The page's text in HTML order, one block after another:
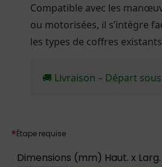
Compatible avec les
ou motorisées, il s’intègre
les types de coffres
🚚 Livraison – Départ
*Étape requise
Dimensions (mm) Haut. x Larg.